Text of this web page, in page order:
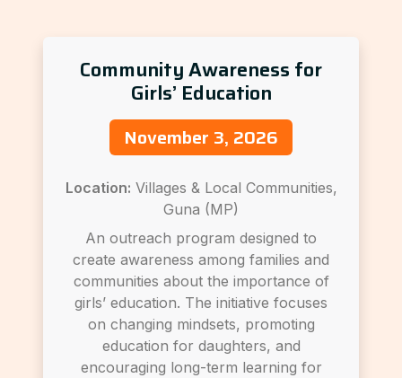
Community Awareness for
Girls’ Education
November 3, 2026
Location: Villages & Local Communities,
Guna (MP)
An outreach program designed to
create awareness among families and
communities about the importance of
girls’ education. The initiative focuses
on changing mindsets, promoting
education for daughters, and
encouraging long-term learning for